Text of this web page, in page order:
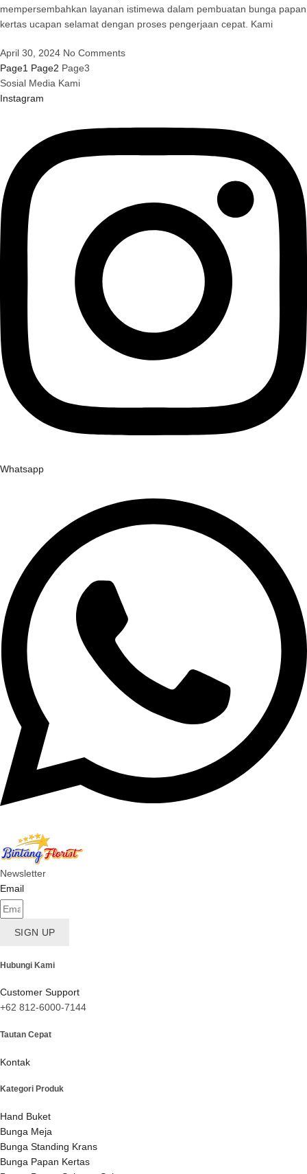
mempersembahkan layanan istimewa dalam pembuatan bunga papan
kertas ucapan selamat dengan proses pengerjaan cepat. Kami
April 30, 2024 No Comments
Page1 Page2 Page3
Sosial Media Kami
Instagram
Whatsapp
Newsletter
Email
SIGN UP
Hubungi Kami
Customer Support
+62 812-6000-7144
Tautan Cepat
Kontak
Kategori Produk
Hand Buket
Bunga Meja
Bunga Standing Krans
Bunga Papan Kertas